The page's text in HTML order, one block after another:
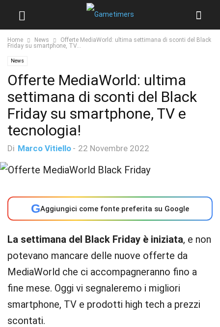
Home News
Offerte MediaWorld: ultima settimana di sconti del Black
Friday su smartphone, TV...
News
Offerte MediaWorld: ultima
settimana di sconti del Black
Friday su smartphone, TV e
tecnologia!
Di Marco Vitiello - 22 Novembre 2022
GAggiungici come fonte preferita su Google
La settimana del Black Friday è iniziata, e non
potevano mancare delle nuove offerte da
MediaWorld che ci accompagneranno fino a
fine mese. Oggi vi segnaleremo i migliori
smartphone, TV e prodotti high tech a prezzi
scontati.